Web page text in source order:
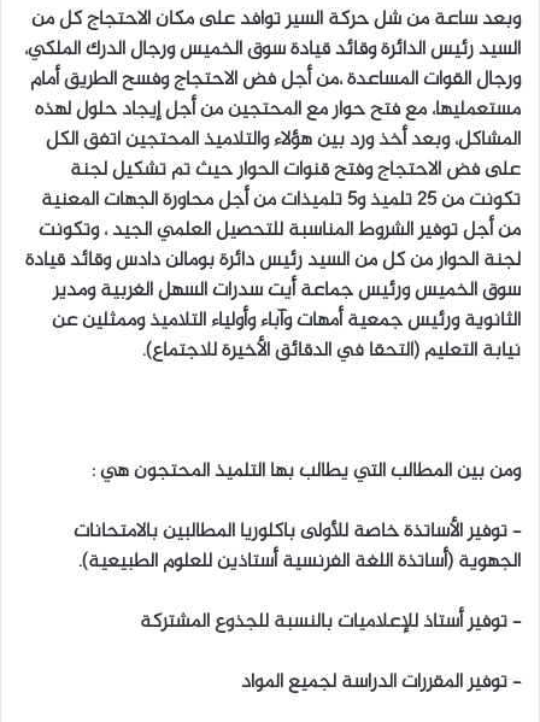
وبعد ساعة من شل حركة السير توافد على مكان الاحتجاج كل من
السيد رئيس الدائرة وقائد قيادة سوق الخميس ورجال الدرك الملكي،
ورجال القوات المساعدة ،من أجل فض الاحتجاج وفسح الطريق أمام
مستعمليها، مع فتح حوار مع المحتجين من أجل إيجاد حلول لهذه
المشاكل، وبعد أخذ ورد بين هؤلاء والتلاميذ المحتجين اتفق الكل
على فض الاحتجاج وفتح قنوات الحوار حيث تم تشكيل لجنة
تكونت من 25 تلميذ و5 تلميذات من أجل محاورة الجهات المعنية
من أجل توفير الشروط المناسبة للتحصيل العلمي الجيد ، وتكونت
لجنة الحوار من كل من السيد رئيس دائرة بومالن دادس وقائد قيادة
سوق الخميس ورئيس جماعة أيت سدرات السهل الغربية ومدير
الثانوية ورئيس جمعية أمهات وآباء وأولياء التلاميذ وممثلين عن
نيابة التعليم (التحقا في الدقائق الأخيرة للاجتماع).
ومن بين المطالب التي يطالب بها التلميذ المحتجون هي :
– توفير الأساتذة خاصة للأولى باكلوريا المطالبين بالامتحانات
الجهوية (أساتذة اللغة الفرنسية أستاذين للعلوم الطبيعية).
– توفير أستاذ للإعلاميات بالنسبة للجذوع المشتركة
– توفير المقررات الدراسة لجميع المواد